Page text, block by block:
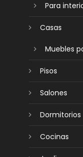
Para
Casas
Muebles
Pisos
Salones
Dormitorios
Cocinas